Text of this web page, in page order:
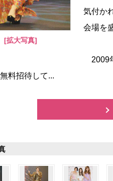
[拡大写真]
気付か
会場を
2009
料招待して...